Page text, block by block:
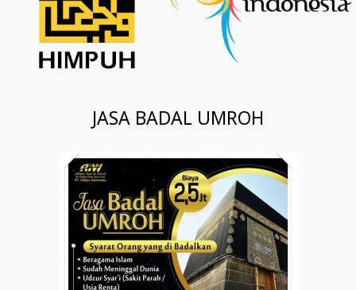
JASA BADAL UMROH